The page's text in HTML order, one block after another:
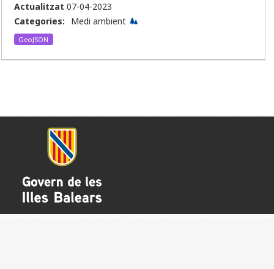
Actualitzat 07-04-2023
Categories:
Medi ambient
GeoJSON